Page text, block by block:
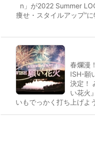
n」が2022 Summer
痩せ・スタイルアップ”
春爛漫
ISH-願
決定！
い花火
いもでっかく打ち上げよ